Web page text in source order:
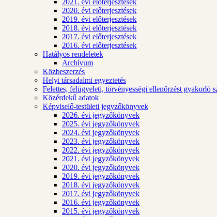
2021. évi előterjesztések
2020. évi előterjesztések
2019. évi előterjesztések
2018. évi előterjesztések
2017. évi előterjesztések
2016. évi előterjesztések
Hatályos rendeletek
Archívum
Közbeszerzés
Helyi társadalmi egyeztetés
Felettes, felügyeleti, törvényességi ellenőrzést gyakorló
Közérdekű adatok
Képviselő-testületi jegyzőkönyvek
2026. évi jegyzőkönyvek
2025. évi jegyzőkönyvek
2024. évi jegyzőkönyvek
2023. évi jegyzőkönyvek
2022. évi jegyzőkönyvek
2021. évi jegyzőkönyvek
2020. évi jegyzőkönyvek
2019. évi jegyzőkönyvek
2018. évi jegyzőkönyvek
2017. évi jegyzőkönyvek
2016. évi jegyzőkönyvek
2015. évi jegyzőkönyvek